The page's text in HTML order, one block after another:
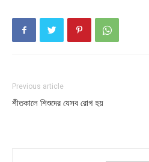
Previous article
শীতকালে শিশুদের যেসব রোগ হয়